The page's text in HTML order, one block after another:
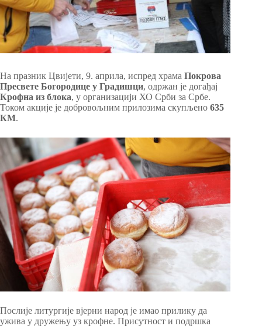
На празник Цвијети, 9. априла, испред храма Покрова
Пресвете Богородице у Градишци, одржан је догађај
Крофна из блока, у организацији ХО Срби за Србе.
Током акције је добровољним прилозима скупљено 635
КМ.
Послије литургије вјерни народ је имао прилику да
ужива у дружењу уз крофне. Присутност и подршка